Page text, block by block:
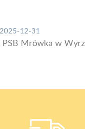
2025-12-31
Mrówka w